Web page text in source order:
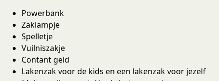
Powerbank
Zaklampje
Spelletje
Vuilniszakje
Contant geld
Lakenzak voor de kids en een lakenzak voor jezelf